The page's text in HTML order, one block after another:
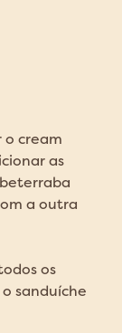
o cream
as
a outra
os
sanduíche